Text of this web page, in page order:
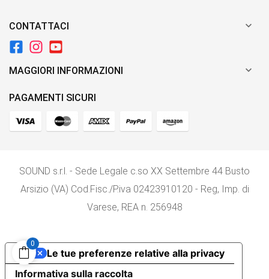
CONTATTACI 
MAGGIORI INFORMAZIONI 
PAGAMENTI SICURI
SOUND s.r.l. - Sede Legale c.so XX Settembre 44 Busto
Arsizio (VA) Cod.Fisc./P.iva 02423910120 - Reg, Imp. di
Varese, REA n. 256948
0
Informativa sulla raccolta
Le tue preferenze relative alla privacy